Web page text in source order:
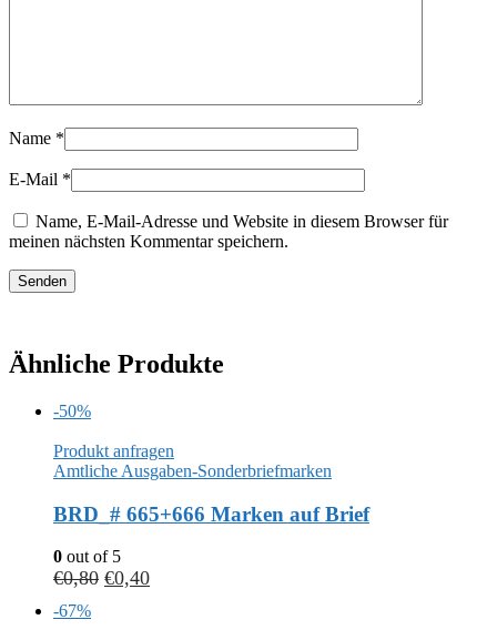
Name *
E-Mail *
Name, E-Mail-Adresse und Website in diesem Browser für
meinen nächsten Kommentar speichern.
Ähnliche Produkte
-50%
Produkt anfragen
Amtliche Ausgaben-Sonderbriefmarken
BRD_# 665+666 Marken auf Brief
0 out of 5
€0,80 €0,40
-67%